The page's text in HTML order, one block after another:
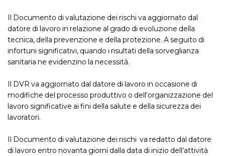
Il Documento di valutazione dei rischi va aggiornato dal
datore di lavoro in relazione al grado di evoluzione della
tecnica, della prevenzione e della protezione. A seguito di
infortuni significativi, quando i risultati della sorveglianza
sanitaria ne evidenzino la necessità.
Il DVR va aggiornato dal datore di lavoro in occasione di
modifiche del processo produttivo o dell‘organizzazione del
lavoro significative ai fini della salute e della sicurezza dei
lavoratori.
Il Documento di valutazione dei rischi va redatto dal datore
di lavoro entro novanta giorni dalla data di inizio dell’attività